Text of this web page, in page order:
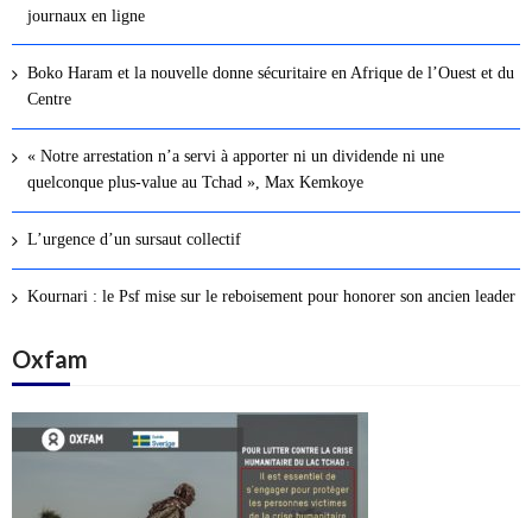
journaux en ligne
Boko Haram et la nouvelle donne sécuritaire en Afrique de l’Ouest et du
Centre
« Notre arrestation n’a servi à apporter ni un dividende ni une
quelconque plus-value au Tchad », Max Kemkoye
L’urgence d’un sursaut collectif
Kournari : le Psf mise sur le reboisement pour honorer son ancien leader
Oxfam